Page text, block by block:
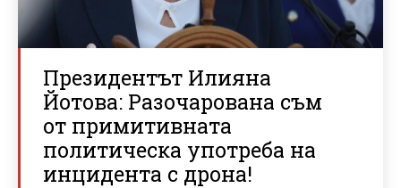
Президентът Илияна
Йотова: Разочарована съм
от примитивната
политическа употреба на
инцидента с дрона!